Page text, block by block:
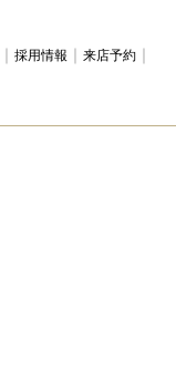
採用情報
来店予約